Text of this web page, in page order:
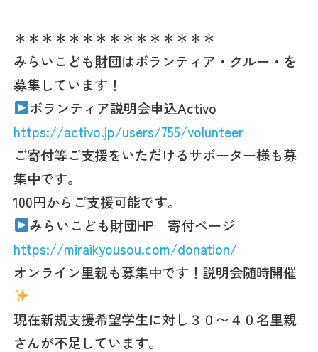
＊＊＊＊＊＊＊＊＊＊＊＊＊＊＊
みらいこども財団はボランティア・クルー・を
募集しています！
ボランティア説明会申込Activo
https://activo.jp/users/755/volunteer
ご寄付等ご支援をいただけるサポーター様も募
集中です。
100円からご支援可能です。
みらいこども財団HP 寄付ページ
https://miraikyousou.com/donation/
オンライン里親も募集中です！説明会随時開催
現在新規支援希望学生に対し３０〜４０名里親
さんが不足しています。